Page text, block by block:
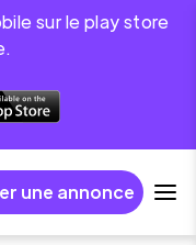
sur le play store
une annonce